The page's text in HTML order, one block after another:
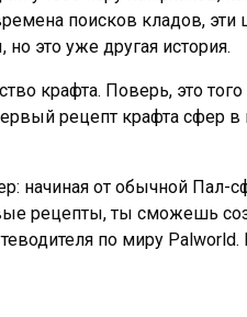
поисков кладов, эти
это уже другая история.
крафта. Поверь, это
рецепт крафта сфер в
начиная от обычной
рецепты, ты сможешь
по миру